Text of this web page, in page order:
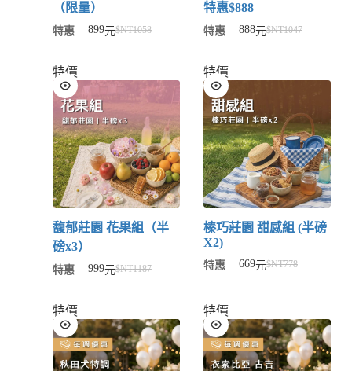
（限量）
特惠 899元$NT1058
特惠$888
特惠 888元$NT1047
特價
馥郁莊園 花果組（半
磅x3）
特惠 999元$NT1187
特價
榛巧莊園 甜感組 (半磅
X2)
特惠 669元$NT778
特價 特價